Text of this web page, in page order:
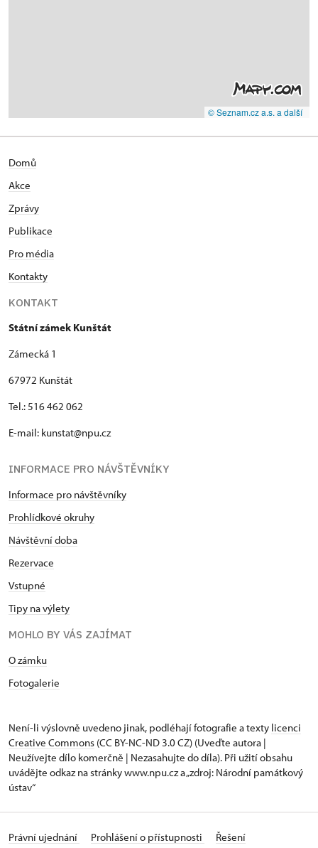
© Seznam.cz a.s. a další
Domů
Akce
Zprávy
Publikace
Pro média
Kontakty
KONTAKT
Státní zámek Kunštát
Zámecká 1
67972 Kunštát
Tel.: 516 462 062
E-mail: kunstat@npu.cz
INFORMACE PRO NÁVŠTĚVNÍKY
Informace pro návštěvníky
Prohlídkové okruhy
Návštěvní doba
Rezervace
Vstupné
Tipy na výlety
MOHLO BY VÁS ZAJÍMAT
O zámku
Fotogalerie
Není-li výslovně uvedeno jinak, podléhají fotografie a texty licenci
Creative Commons (CC BY-NC-ND 3.0 CZ) (Uveďte autora |
Neužívejte dílo komerčně | Nezasahujte do díla). Při užití obsahu
uvádějte odkaz na stránky www.npu.cz a „zdroj: Národní památkový
ústav“
Právní ujednání Prohlášení o přístupnosti
Řešení